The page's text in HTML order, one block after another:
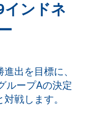
インドネ
出を目標に、
ループAの決定
戦します。